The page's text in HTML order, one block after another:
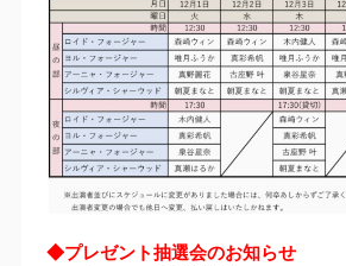
◆プレゼント抽選会のお知らせ